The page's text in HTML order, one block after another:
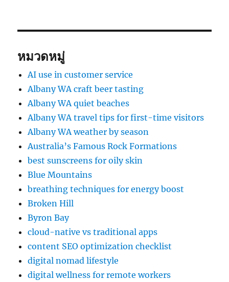
หมวดหมู่
AI use in customer service
Albany WA craft beer tasting
Albany WA quiet beaches
Albany WA travel tips for first-time visitors
Albany WA weather by season
Australia’s Famous Rock Formations
best sunscreens for oily skin
Blue Mountains
breathing techniques for energy boost
Broken Hill
Byron Bay
cloud-native vs traditional apps
content SEO optimization checklist
digital nomad lifestyle
digital wellness for remote workers